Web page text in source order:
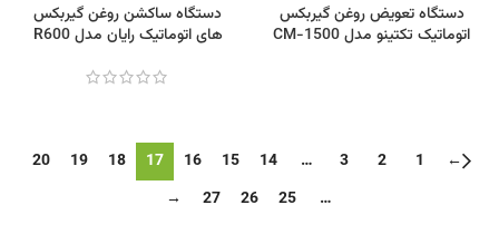
دستگاه تعویض روغن گیربکس
اتوماتیک تکتینو مدل CM-1500
دستگاه ساکشن روغن گیربکس
های اتوماتیک رایان مدل R600
←
1
2
3
…
14
15
16
17
18
19
20
…
25
26
27
→